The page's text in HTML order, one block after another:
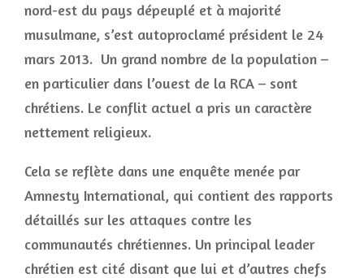
nord-est du pays dépeuplé et à majorité
musulmane, s’est autoproclamé président le 24
mars 2013. Un grand nombre de la population –
en particulier dans l’ouest de la RCA – sont
chrétiens. Le conflit actuel a pris un caractère
nettement religieux.
Cela se reflète dans une enquête menée par
Amnesty International, qui contient des rapports
détaillés sur les attaques contre les
communautés chrétiennes. Un principal leader
chrétien est cité disant que lui et d’autres chefs